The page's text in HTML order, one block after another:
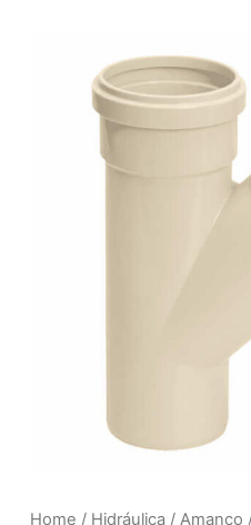
Home / Hidráulica / Amanco